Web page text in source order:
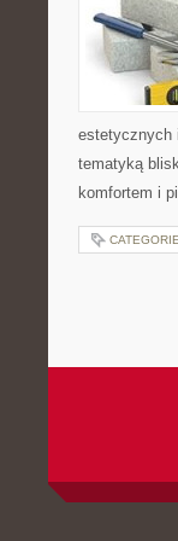
estetycznych
tematyką
komfortem i